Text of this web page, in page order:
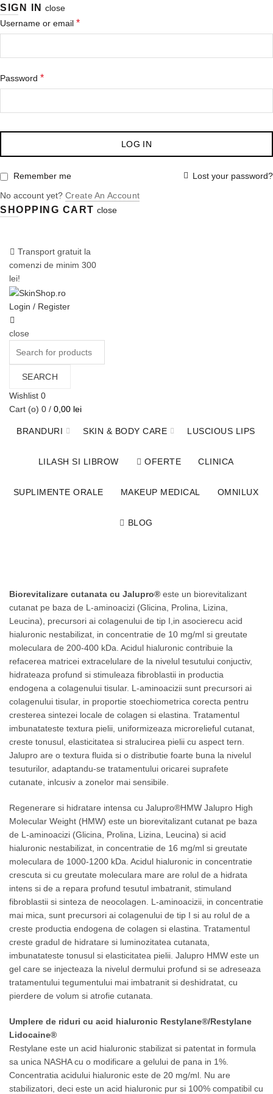
SIGN IN close
Username or email *Obligatoriu
Password *Obligatoriu
LOG IN
Lost your password?
Remember me
No account yet? Create An Account
SHOPPING CART close
Transport gratuit la
comenzi de minim 300
lei!
Login / Register
close
SEARCH
Wishlist 0
Cart (o) 0 / 0,00 lei
BRANDURI SKIN & BODY CARE LUSCIOUS LIPS
LILASH SI LIBROW OFERTE CLINICA
SUPLIMENTE ORALE MAKEUP MEDICAL OMNILUX
BLOG
Biorevitalizare cutanata cu Jalupro® este un biorevitalizant
cutanat pe baza de L-aminoacizi (Glicina, Prolina, Lizina,
Leucina), precursori ai colagenului de tip I,in asocierecu acid
hialuronic nestabilizat, in concentratie de 10 mg/ml si greutate
moleculara de 200-400 kDa. Acidul hialuronic contribuie la
refacerea matricei extracelulare de la nivelul tesutului conjuctiv,
hidrateaza profund si stimuleaza fibroblastii in productia
endogena a colagenului tisular. L-aminoacizii sunt precursori ai
colagenului tisular, in proportie stoechiometrica corecta pentru
cresterea sintezei locale de colagen si elastina. Tratamentul
imbunatateste textura pielii, uniformizeaza microrelieful cutanat,
creste tonusul, elasticitatea si stralucirea pielii cu aspect tern.
Jalupro are o textura fluida si o distributie foarte buna la nivelul
tesuturilor, adaptandu-se tratamentului oricarei suprafete
cutanate, inlcusiv a zonelor mai sensibile.
Regenerare si hidratare intensa cu Jalupro®HMW Jalupro High
Molecular Weight (HMW) este un biorevitalizant cutanat pe baza
de L-aminoacizi (Glicina, Prolina, Lizina, Leucina) si acid
hialuronic nestabilizat, in concentratie de 16 mg/ml si greutate
moleculara de 1000-1200 kDa. Acidul hialuronic in concentratie
crescuta si cu greutate moleculara mare are rolul de a hidrata
intens si de a repara profund tesutul imbatranit, stimuland
fibroblastii si sinteza de neocolagen. L-aminoacizii, in concentratie
mai mica, sunt precursori ai colagenului de tip I si au rolul de a
creste productia endogena de colagen si elastina. Tratamentul
creste gradul de hidratare si luminozitatea cutanata,
imbunatateste tonusul si elasticitatea pielii. Jalupro HMW este un
gel care se injecteaza la nivelul dermului profund si se adreseaza
tratamentului tegumentului mai imbatranit si deshidratat, cu
pierdere de volum si atrofie cutanata.
Umplere de riduri cu acid hialuronic Restylane®/Restylane
Lidocaine®
Restylane este un acid hialuronic stabilizat si patentat in formula
sa unica NASHA cu o modificare a gelului de pana in 1%.
Concentratia acidului hialuronic este de 20 mg/ml. Nu are
stabilizatori, deci este un acid hialuronic pur si 100% compatibil cu